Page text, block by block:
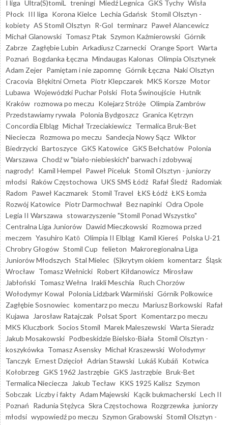
I liga Ultra(S)tomiL treningi Miedź Legnica GKS Tychy Wisła
Płock III liga Korona Kielce Lechia Gdańsk Stomil Olsztyn -
kobiety AS Stomil Olsztyn R-Gol terminarz Paweł Alancewicz
Michał Glanowski Tomasz Ptak Szymon Kaźmierowski Górnik
Zabrze Zagłębie Lubin Arkadiusz Czarnecki Orange Sport Warta
Poznań Bogdanka Łęczna Mindaugas Kalonas Olimpia Olsztynek
Adam Zejer Pamiętam i nie zapomnę Górnik Łęczna Naki Olsztyn
Cracovia Błękitni Orneta Piotr Klepczarek MKS Korsze Motor
Lubawa Wojewódzki Puchar Polski Flota Świnoujście Hutnik
Kraków rozmowa po meczu Kolejarz Stróże Olimpia Zambrów
Przedstawiamy rywala Polonia Bydgoszcz Granica Kętrzyn
Concordia Elbląg Michał Trzeciakiewicz Termalica Bruk-Bet
Nieciecza Rozmowa po meczu Sandecja Nowy Sącz Wiktor
Biedrzycki Bartoszyce GKS Katowice GKS Bełchatów Polonia
Warszawa Chodź w "biało-niebieskich" barwach i zdobywaj
nagrody!
Kamil Hempel Paweł Piceluk Stomil Olsztyn - juniorzy
młodsi Raków Częstochowa UKS SMS Łódź Rafał Śledź Radomiak
Radom Paweł Kaczmarek Stomil Travel ŁKS Łódź ŁKS Łomża
Rozwój Katowice Piotr Darmochwał Bez napinki Odra Opole
Legia II Warszawa stowarzyszenie "Stomil Ponad Wszystko"
Centralna Liga Juniorów Dawid Mieczkowski Rozmowa przed
meczem Yasuhiro Katō Olimpia II Elbląg Kamil Kiereś Polska U-21
Chrobry Głogów Stomil Cup felieton Makroregionalna Liga
Juniorów Młodszych Stal Mielec (S)krytym okiem komentarz Śląsk
Wrocław Tomasz Wełnicki Robert Kiłdanowicz Mirosław
Jabłoński Tomasz Wełna Irakli Meschia Ruch Chorzów
Wołodymyr Kowal Polonia Lidzbark Warmiński Górnik Polkowice
Zagłębie Sosnowiec komentarz po meczu Mariusz Borkowski Rafał
Kujawa
Jarosław Ratajczak Polsat Sport Komentarz po meczu
MKS Kluczbork Socios Stomil Marek Maleszewski Warta Sieradz
Jakub Mosakowski Podbeskidzie Bielsko-Biała Stomil Olsztyn -
koszykówka Tomasz Asensky Michał Kraszewski Wołodymyr
Tanczyk Ernest Dzięcioł Adrian Stawski Lukáš Kubáň Kotwica
Kołobrzeg GKS 1962 Jastrzębie GKS Jastrzębie Bruk-Bet
Termalica Nieciecza
Jakub Tecław KKS 1925 Kalisz Szymon
Sobczak Liczby i fakty Adam Majewski Kącik bukmacherski Lech II
Poznań Radunia Stężyca Skra Częstochowa Rozgrzewka juniorzy
młodsi wypowiedź po meczu Szymon Grabowski Stomil Olsztyn -